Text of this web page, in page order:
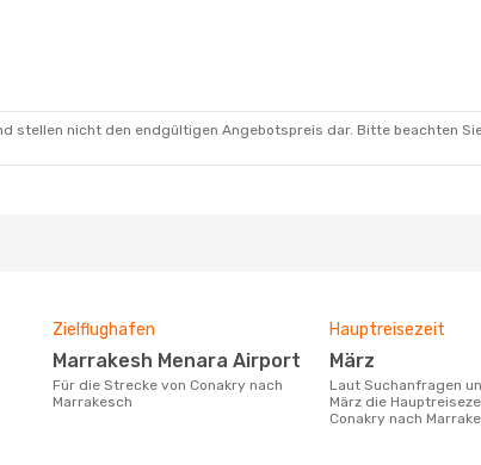
stellen nicht den endgültigen Angebotspreis dar. Bitte beachten
Zielflughafen
Marrakesh Menara Airport
Für die Strecke von Conakry nach
Marrakesch
Hauptreisezeit
März
Laut Suchanfragen unserer Kunden ist
März die
Conakry nach